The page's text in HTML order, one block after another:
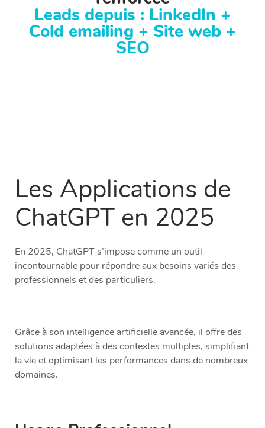
Leads depuis : LinkedIn +
Cold emailing + Site web +
SEO
Les Applications de
ChatGPT en 2025
En 2025, ChatGPT s’impose comme un outil
incontournable pour répondre aux besoins variés des
professionnels et des particuliers.
Grâce à son intelligence artificielle avancée, il offre des
solutions adaptées à des contextes multiples, simplifiant
la vie et optimisant les performances dans de nombreux
domaines.